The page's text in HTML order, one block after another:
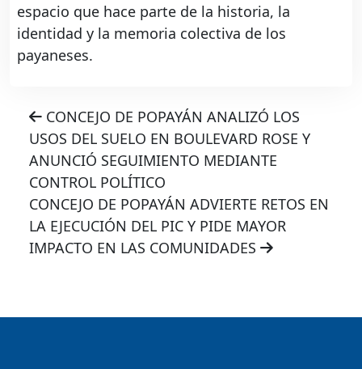
espacio que hace parte de la historia, la
identidad y la memoria colectiva de los
payaneses.
CONCEJO DE POPAYÁN ANALIZÓ LOS
USOS DEL SUELO EN BOULEVARD ROSE Y
ANUNCIÓ SEGUIMIENTO MEDIANTE
CONTROL POLÍTICO
CONCEJO DE POPAYÁN ADVIERTE RETOS EN
LA EJECUCIÓN DEL PIC Y PIDE MAYOR
IMPACTO EN LAS COMUNIDADES